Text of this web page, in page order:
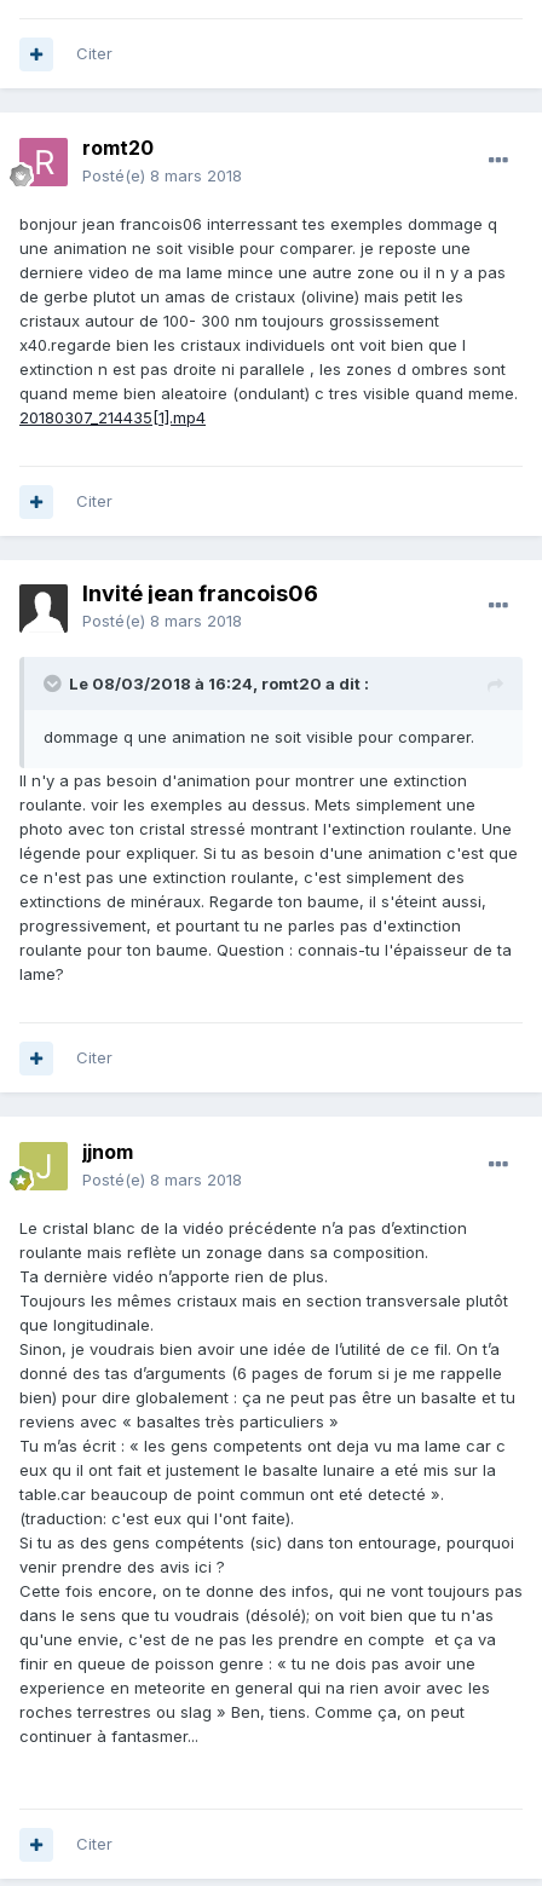
Citer
romt20
Posté(e) 8 mars 2018
bonjour jean francois06 interressant tes exemples dommage q
une animation ne soit visible pour comparer. je reposte une
derniere video de ma lame mince une autre zone ou il n y a pas
de gerbe plutot un amas de cristaux (olivine) mais petit les
cristaux autour de 100- 300 nm toujours grossissement
x40.regarde bien les cristaux individuels ont voit bien que l
extinction n est pas droite ni parallele , les zones d ombres sont
quand meme bien aleatoire (ondulant) c tres visible quand meme.
20180307_214435[1].mp4
Citer
Invité jean francois06
Posté(e) 8 mars 2018
Le 08/03/2018 à 16:24, romt20 a dit :
dommage q une animation ne soit visible pour comparer.
Il n'y a pas besoin d'animation pour montrer une extinction
roulante. voir les exemples au dessus. Mets simplement une
photo avec ton cristal stressé montrant l'extinction roulante. Une
légende pour expliquer. Si tu as besoin d'une animation c'est que
ce n'est pas une extinction roulante, c'est simplement des
extinctions de minéraux. Regarde ton baume, il s'éteint aussi,
progressivement, et pourtant tu ne parles pas d'extinction
roulante pour ton baume. Question : connais-tu l'épaisseur de ta
lame?
Citer
jjnom
Posté(e) 8 mars 2018
Le cristal blanc de la vidéo précédente n’a pas d’extinction
roulante mais reflète un zonage dans sa composition.
Ta dernière vidéo n’apporte rien de plus.
Toujours les mêmes cristaux mais en section transversale plutôt
que longitudinale.
Sinon, je voudrais bien avoir une idée de l’utilité de ce fil. On t’a
donné des tas d’arguments (6 pages de forum si je me rappelle
bien) pour dire globalement : ça ne peut pas être un basalte et tu
reviens avec « basaltes très particuliers »
Tu m’as écrit : « les gens competents ont deja vu ma lame car c
eux qu il ont fait et justement le basalte lunaire a eté mis sur la
table.car beaucoup de point commun ont eté detecté ».
(traduction: c'est eux qui l'ont faite).
Si tu as des gens compétents (sic) dans ton entourage, pourquoi
venir prendre des avis ici ?
Cette fois encore, on te donne des infos, qui ne vont toujours pas
dans le sens que tu voudrais (désolé); on voit bien que tu n'as
qu'une envie, c'est de ne pas les prendre en compte et ça va
finir en queue de poisson genre : « tu ne dois pas avoir une
experience en meteorite en general qui na rien avoir avec les
roches terrestres ou slag » Ben, tiens. Comme ça, on peut
continuer à fantasmer...
Citer